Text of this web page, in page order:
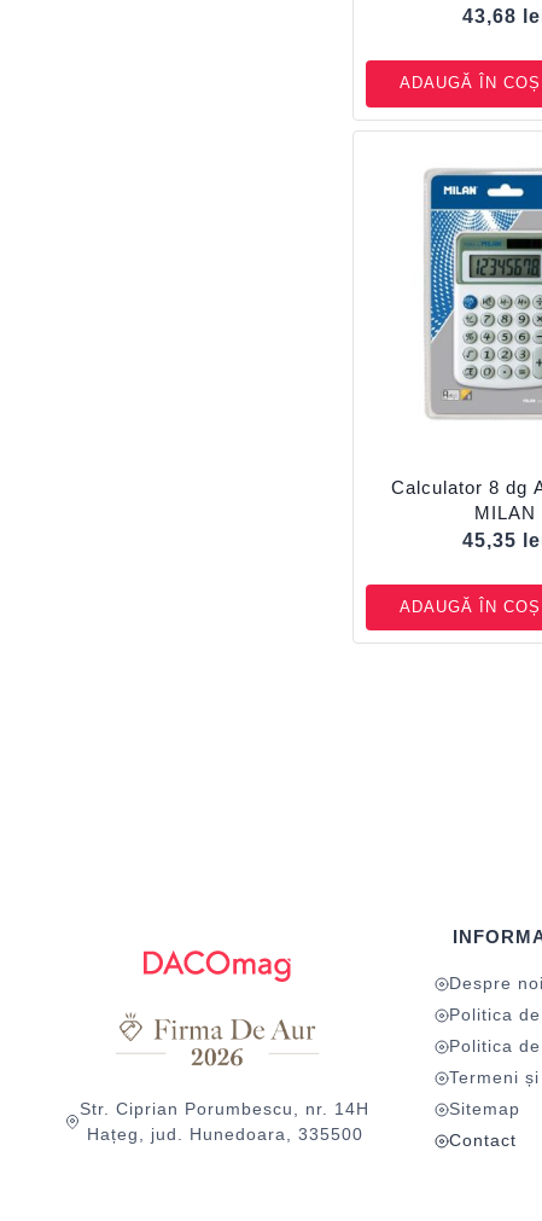
43,68
ADAUGĂ ÎN COȘ
Calculator 8 dg
MILAN
45,35
ADAUGĂ ÎN COȘ
Str. Ciprian Porumbescu, nr. 14H
Hațeg, jud. Hunedoara, 335500
Despre noi
Politica
Politica
Termeni
Sitemap
Contact